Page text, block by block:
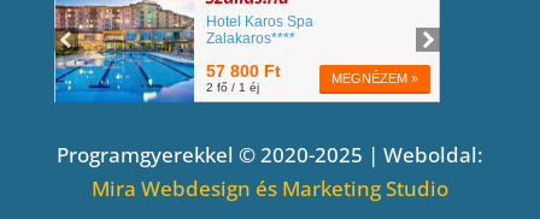
Programgyerekkel © 2020-2025 | Weboldal:
Mira Webdesign és Marketing Studio